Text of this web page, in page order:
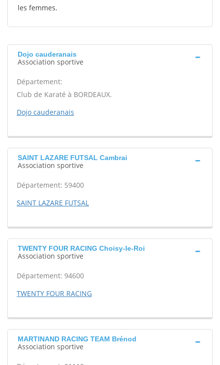
les femmes.
Dojo cauderanais
Association sportive
Département:
Club de Karaté à BORDEAUX.
Dojo cauderanais
SAINT LAZARE FUTSAL Cambrai
Association sportive
Département: 59400
SAINT LAZARE FUTSAL
TWENTY FOUR RACING Choisy-le-Roi
Association sportive
Département: 94600
TWENTY FOUR RACING
MARTINAND RACING TEAM Brénod
Association sportive